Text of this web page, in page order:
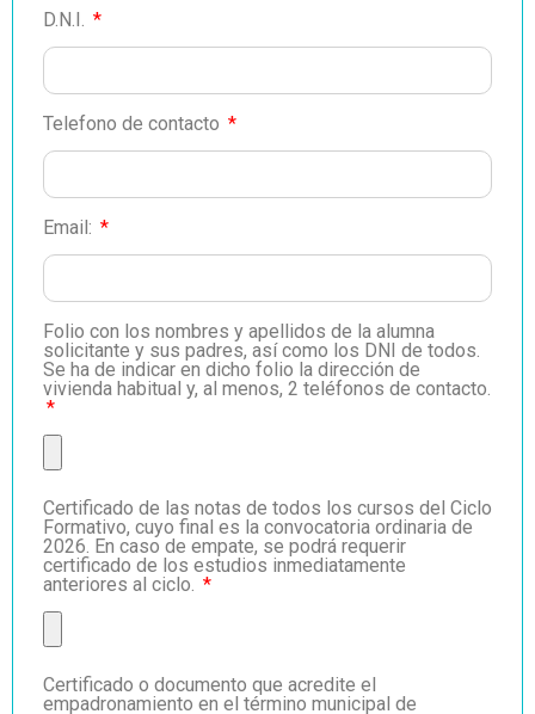
D.N.I.
Telefono de contacto
Email:
Folio con los nombres y apellidos de la alumna
solicitante y sus padres, así como los DNI de todos.
Se ha de indicar en dicho folio la dirección de
vivienda habitual y, al menos, 2 teléfonos de contacto.
Certificado de las notas de todos los cursos del Ciclo
Formativo, cuyo final es la convocatoria ordinaria de
2026. En caso de empate, se podrá requerir
certificado de los estudios inmediatamente
anteriores al ciclo.
Certificado o documento que acredite el
empadronamiento en el término municipal de